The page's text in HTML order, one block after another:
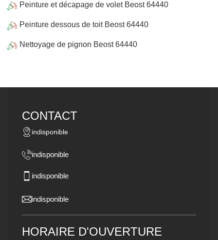
Peinture et décapage de volet Beost 64440
Peinture dessous de toit Beost 64440
Nettoyage de pignon Beost 64440
CONTACT
indisponible
indisponible
indisponible
indisponible
HORAIRE D'OUVERTURE